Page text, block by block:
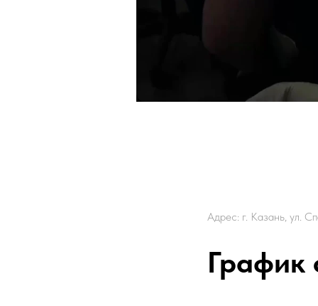
Адрес: г. Казань, ул.
График